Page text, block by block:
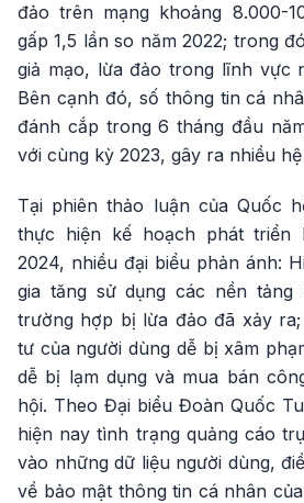
đảo trên mạng khoảng 8.000-
gấp 1,5 lần so năm 2022; trong
giả mạo, lừa đảo trong lĩnh vực
Bên cạnh đó, số thông tin cá
đánh cắp trong 6 tháng đầu
với cùng kỳ 2023, gây ra nhiều
Tại phiên thảo luận của Quốc
thực hiện kế hoạch phát triển
2024, nhiều đại biểu phản ánh:
gia tăng sử dụng các nền tảng
trường hợp bị lừa đảo đã xảy
tư của người dùng dễ bị xâm
dễ bị lạm dụng và mua bán
hội. Theo Đại biểu Đoàn Quốc
hiện nay tình trạng quảng cáo
vào những dữ liệu người dùng,
về bảo mật thông tin cá nhân